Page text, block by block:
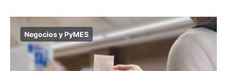
Negocios y PyMES